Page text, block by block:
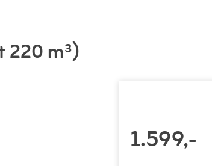
m³)
1.599,-